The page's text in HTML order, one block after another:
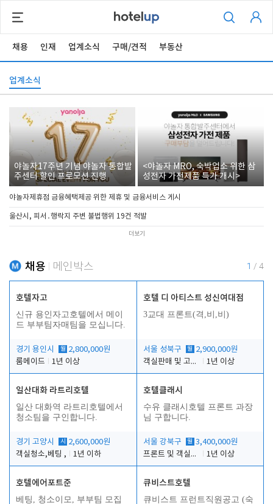
채용 인재 업계소식 구매/견적 부동산
업계소식
야놀자17주년 기념 야놀자 통합발
주센터 할인 프로모션 진행
<야놀자 MRO, 숙박업소 위한 삼
성전자 가전제품 특가 개시>
야놀자제휴점 금융혜택제공 위한 제휴 및 금융서비스 게시
울산시, 피서․행락지 주변 불법행위 19건 적발
더보기
채용 메인박스 1 / 4
호텔자고
신규 용인자고호텔에서 메이
드 부부팀자매팀을 모십니다.
경기 용인시 월 2,800,000원
룸메이드
1년 이상
호텔 디 아티스트 성신여대점
3교대 프론트(격,비,비)
서울 성북구 월 2,900,000원
객실판매 및 고객응대
1년 이상
일산대화 라트리호텔
일산 대화역 라트리호텔에서
청소팀을 구인합니다.
경기 고양시 시
2,600,000원
객실청소,베팅 ,
1년 이하
호텔클래시
수유 클래시호텔 프론트 과장
님 구합니다.
서울 강북구 월 3,400,000원
프론트 및 객실관리
1년 이상
호텔에어포트준
베팅, 청소이모, 부부팀 모집
큐비스트호텔
큐비스트 프런트직원공고 (숙